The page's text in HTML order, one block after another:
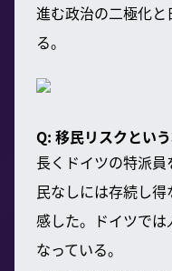
進む政治の二極化
る。
Q: 移民リスクとい
長くドイツの特派
民なしには存続し
感した。ドイツで
なっている。